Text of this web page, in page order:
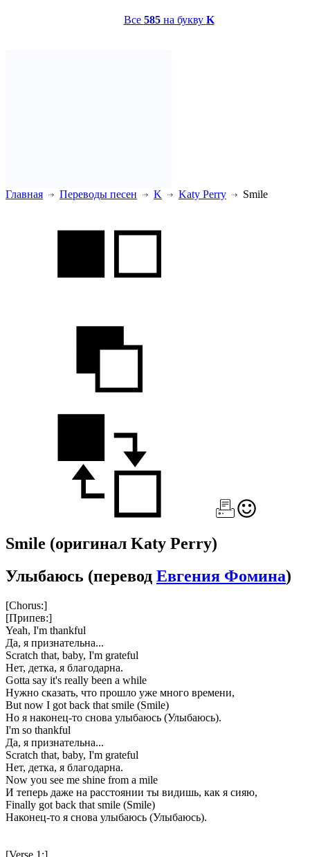
Все 585на букву K
Главная Переводы песен K Katy Perry Smile
Smile (оригинал Katy Perry)
Улыбаюсь (перевод Евгения Фомина)
[Chorus:]
[Припев:]
Yeah, I'm thankful
Да, я признательна...
Scratch that, baby, I'm grateful
Нет, детка, я благодарна.
Gotta say it's really been a while
Нужно сказать, что прошло уже много времени,
But now I got back that smile (Smile)
Но я наконец-то снова улыбаюсь (Улыбаюсь).
I'm so thankful
Да, я признательна...
Scratch that, baby, I'm grateful
Нет, детка, я благодарна.
Now you see me shine from a mile
И теперь даже на расстоянии ты видишь, как я сияю,
Finally got back that smile (Smile)
Наконец-то я снова улыбаюсь (Улыбаюсь).
[Verse 1:]